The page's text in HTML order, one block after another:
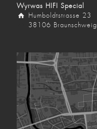
Wyrwas HIFI Special
Humboldtstrasse 23
38106 Braunschweig